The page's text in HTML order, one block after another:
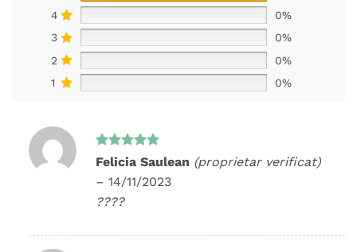
4
0%
3
0%
2
0%
1
0%
Evaluat la
Felicia Saulean (proprietar verificat)
– 14/11/2023
????